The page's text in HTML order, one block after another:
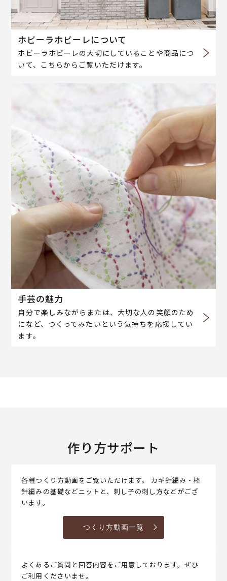
ホビーラホビーレについて
ホビーラホビーレの大切にしていることや商品につ
いて、こちらからご覧いただけます。
手芸の魅力
自分で楽しみながらまたは、大切な人の笑顔のため
になど、つくってみたいという気持ちを応援してい
ます。
作り方サポート
各種つくり方動画をご覧いただけます。 カギ針編み・棒
針編みの基礎などニットと、刺し子の刺し方などがござ
います。
つくり方動画一覧
よくあるご質問と回答内容をご用意しております。ぜひ
ご利用くださいませ。